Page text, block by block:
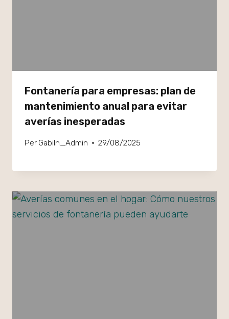
Fontanería para empresas: plan de
mantenimiento anual para evitar
averías inesperadas
Per GabiIn_Admin 29/08/2025